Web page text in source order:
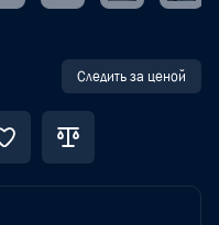
Следить за ценой